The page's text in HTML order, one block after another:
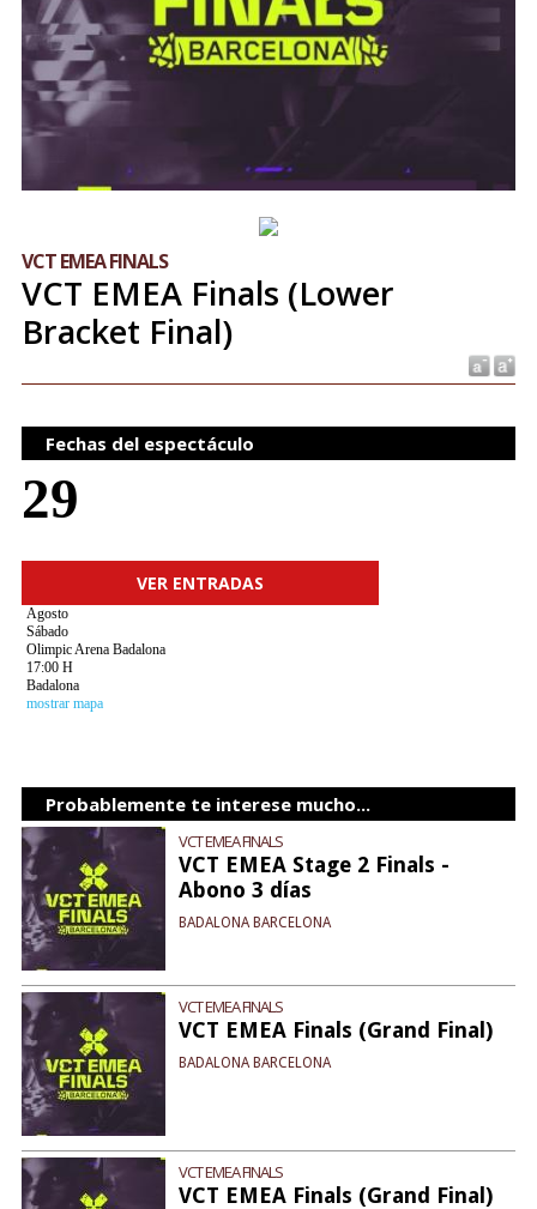
VCT EMEA FINALS
VCT EMEA Finals (Lower
Bracket Final)
Fechas del espectáculo
29
VER ENTRADAS
Agosto
Sábado
Olimpic Arena Badalona
17:00 H
Badalona
mostrar mapa
Probablemente te interese mucho...
VCT EMEA FINALS
VCT EMEA Stage 2 Finals -
Abono 3 días
BADALONA BARCELONA
VCT EMEA FINALS
VCT EMEA Finals (Grand Final)
BADALONA BARCELONA
VCT EMEA FINALS
VCT EMEA Finals (Grand Final)